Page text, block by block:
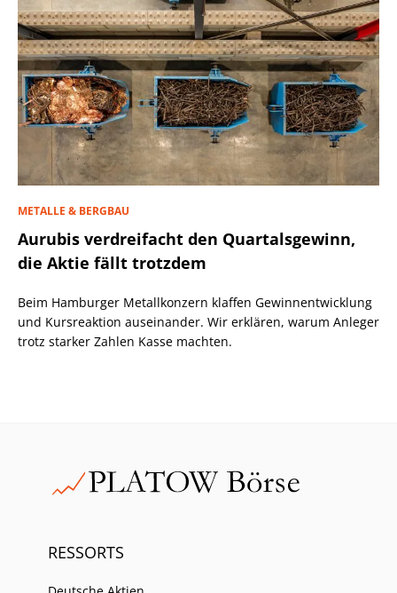
METALLE & BERGBAU
Aurubis verdreifacht den Quartalsgewinn,
die Aktie fällt trotzdem
Beim Hamburger Metallkonzern klaffen Gewinnentwicklung
und Kursreaktion auseinander. Wir erklären, warum Anleger
trotz starker Zahlen Kasse machten.
RESSORTS